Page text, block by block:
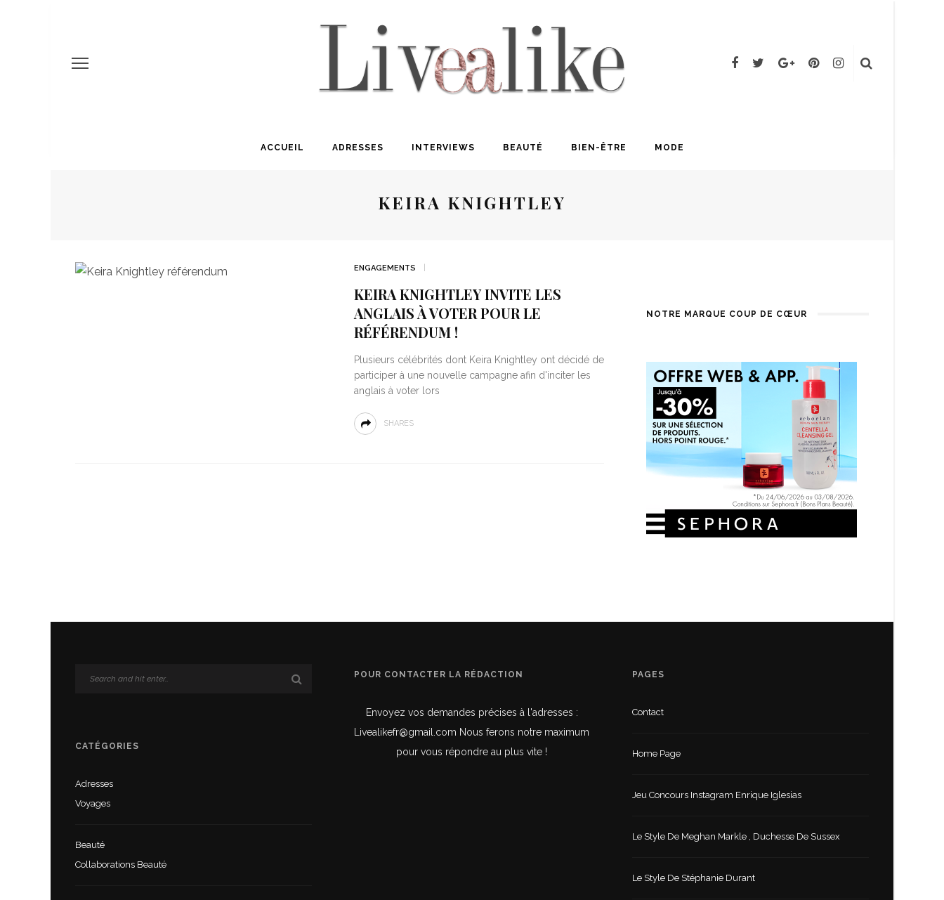
ACCUEIL ADRESSES INTERVIEWS BEAUTÉ BIEN-ÊTRE MODE
KEIRA KNIGHTLEY
ENGAGEMENTS
KEIRA KNIGHTLEY INVITE LES
ANGLAIS À VOTER POUR LE
RÉFÉRENDUM !
Plusieurs célébrités dont Keira Knightley ont décidé de
participer à une nouvelle campagne afin d'inciter les
anglais à voter lors
SHARES
NOTRE MARQUE COUP DE CŒUR
CATÉGORIES
Adresses
Voyages
Beauté
Collaborations Beauté
POUR CONTACTER LA RÉDACTION
Envoyez vos demandes précises à l'adresses :
Livealikefr@gmail.com Nous ferons notre maximum
pour vous répondre au plus vite !
PAGES
Contact
Home Page
Jeu Concours Instagram Enrique Iglesias
Le Style De Meghan Markle , Duchesse De Sussex
Le Style De Stéphanie Durant